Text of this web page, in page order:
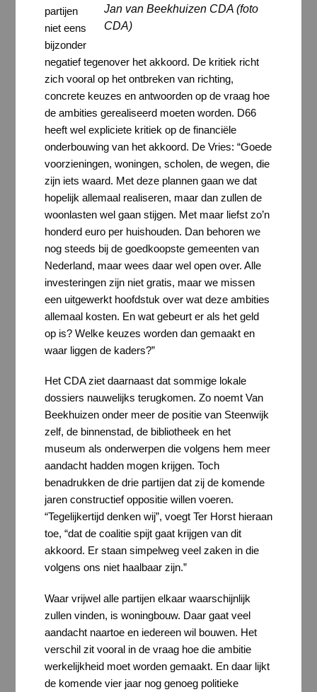
Jan van Beekhuizen CDA (foto
CDA)
partijen
niet eens
bijzonder
negatief tegenover het akkoord. De kritiek richt
zich vooral op het ontbreken van richting,
concrete keuzes en antwoorden op de vraag hoe
de ambities gerealiseerd moeten worden. D66
heeft wel expliciete kritiek op de financiële
onderbouwing van het akkoord. De Vries: “Goede
voorzieningen, woningen, scholen, de wegen, die
zijn iets waard. Met deze plannen gaan we dat
hopelijk allemaal realiseren, maar dan zullen de
woonlasten wel gaan stijgen. Met maar liefst zo’n
honderd euro per huishouden. Dan behoren we
nog steeds bij de goedkoopste gemeenten van
Nederland, maar wees daar wel open over. Alle
investeringen zijn niet gratis, maar we missen
een uitgewerkt hoofdstuk over wat deze ambities
allemaal kosten. En wat gebeurt er als het geld
op is? Welke keuzes worden dan gemaakt en
waar liggen de kaders?”
Het CDA ziet daarnaast dat sommige lokale
dossiers nauwelijks terugkomen. Zo noemt Van
Beekhuizen onder meer de positie van Steenwijk
zelf, de binnenstad, de bibliotheek en het
museum als onderwerpen die volgens hem meer
aandacht hadden mogen krijgen. Toch
benadrukken de drie partijen dat zij de komende
jaren constructief oppositie willen voeren.
“Tegelijkertijd denken wij”, voegt Ter Horst hieraan
toe, “dat de coalitie spijt gaat krijgen van dit
akkoord. Er staan simpelweg veel zaken in die
volgens ons niet haalbaar zijn.”
Waar vrijwel alle partijen elkaar waarschijnlijk
zullen vinden, is woningbouw. Daar gaat veel
aandacht naartoe en iedereen wil bouwen. Het
verschil zit vooral in de vraag hoe die ambitie
werkelijkheid moet worden gemaakt. En daar lijkt
de komende vier jaar nog genoeg politieke